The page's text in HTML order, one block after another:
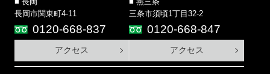
長岡
長岡市関東町4-11
0120-668-837
アクセス
燕三条
三条市須頃1丁目32-2
0120-668-847
アクセス